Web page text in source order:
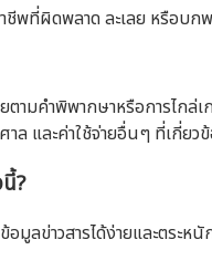
ชีพที่ผิดพลาด ละเลย หรือบก
ตามคำพิพากษาหรือการไกล่เ
ล และค่าใช้จ่ายอื่นๆ ที่เกี่ย
?
มูลข่าวสารได้ง่ายและตระ